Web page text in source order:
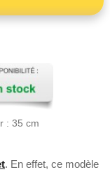
: 35 cm
. En effet, ce modèle